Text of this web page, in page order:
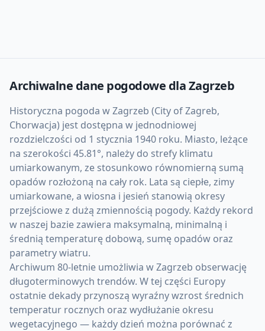
Archiwalne dane pogodowe dlaZagrzeb
Historyczna pogoda w Zagrzeb (City of Zagreb,
Chorwacja) jest dostępna w jednodniowej
rozdzielczości od 1 stycznia 1940 roku. Miasto, leżące
na szerokości 45.81°, należy do strefy klimatu
umiarkowanym, ze stosunkowo równomierną sumą
opadów rozłożoną na cały rok. Lata są ciepłe, zimy
umiarkowane, a wiosna i jesień stanowią okresy
przejściowe z dużą zmiennością pogody. Każdy rekord
w naszej bazie zawiera maksymalną, minimalną i
średnią temperaturę dobową, sumę opadów oraz
parametry wiatru.
Archiwum 80-letnie umożliwia w Zagrzeb obserwację
długoterminowych trendów. W tej części Europy
ostatnie dekady przynoszą wyraźny wzrost średnich
temperatur rocznych oraz wydłużanie okresu
wegetacyjnego — każdy dzień można porównać z